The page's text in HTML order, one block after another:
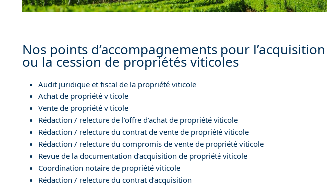
Nos points d’accompagnements pour l’acquisition
ou la cession de propriétés viticoles
Audit juridique et fiscal de la propriété viticole
Achat de propriété viticole
Vente de propriété viticole
Rédaction / relecture de l’offre d’achat de propriété viticole
Rédaction / relecture du contrat de vente de propriété viticole
Rédaction / relecture du compromis de vente de propriété viticole
Revue de la documentation d’acquisition de propriété viticole
Coordination notaire de propriété viticole
Rédaction / relecture du contrat d’acquisition